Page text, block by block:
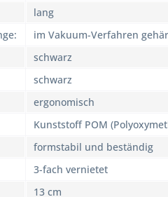
lang
im Vakuum-Verfahren
schwarz
schwarz
ergonomisch
Kunststoff POM
formstabil und beständig
3-fach vernietet
13 cm